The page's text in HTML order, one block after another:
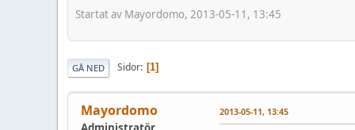
Startat av Mayordomo, 2013-05-11, 13:45
GÅ NED Sidor 1
Mayordomo 2013-05-11, 13:45